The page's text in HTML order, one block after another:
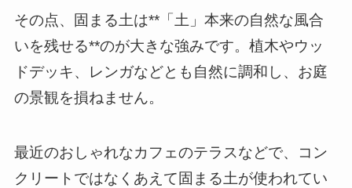
その点、固まる土は**「土」本来の自然な風合
いを残せる**のが大きな強みです。植木やウッ
ドデッキ、レンガなどとも自然に調和し、お庭
の景観を損ねません。
最近のおしゃれなカフェのテラスなどで、コン
クリートではなくあえて固まる土が使われてい